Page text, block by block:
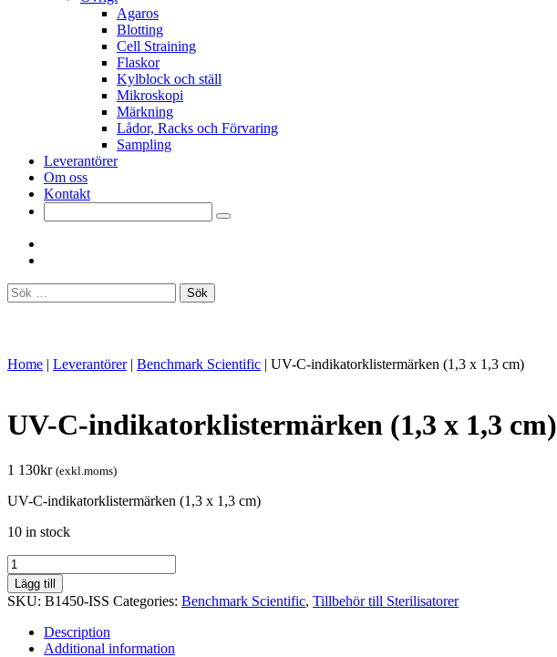
Agaros
Blotting
Cell Straining
Flaskor
Kylblock och ställ
Mikroskopi
Märkning
Lådor, Racks och Förvaring
Sampling
Leverantörer
Om oss
Kontakt
Sök
efter:
Home | Leverantörer | Benchmark Scientific | UV-C-indikatorklistermärken (1,3 x 1,3 cm)
UV-C-indikatorklistermärken (1,3 x 1,3 cm)
1 130kr (exkl.moms)
UV-C-indikatorklistermärken (1,3 x 1,3 cm)
10 in stock
UV-
C-
indikatorklistermärken
(1,3
Lägg till
SKU: B1450-ISS Categories: Benchmark Scientific, Tillbehör till Sterilisatorer
Description
Additional information